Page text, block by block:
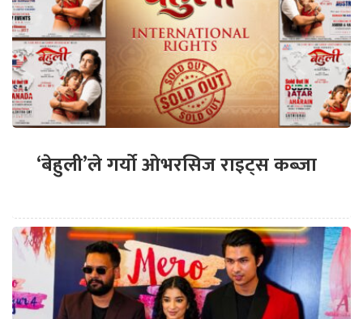
‘बेहुली’ले गर्यो ओभरसिज राइट्स कब्जा